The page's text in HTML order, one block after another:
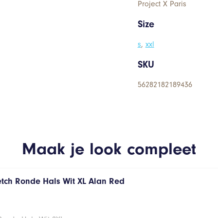
Project X Paris
Size
s, xxl
SKU
56282182189436
Maak je look compleet
Ronde Hals Wit XL Alan Red